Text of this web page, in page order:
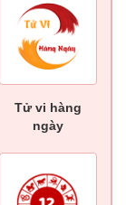
Tử vi hàng
ngày